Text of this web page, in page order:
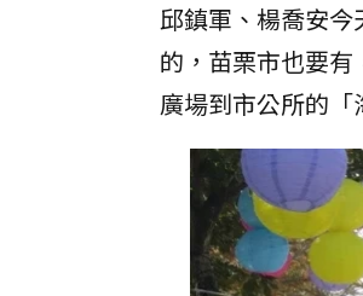
邱鎮軍、楊喬安
的，苗栗市也要
廣場到市公所的